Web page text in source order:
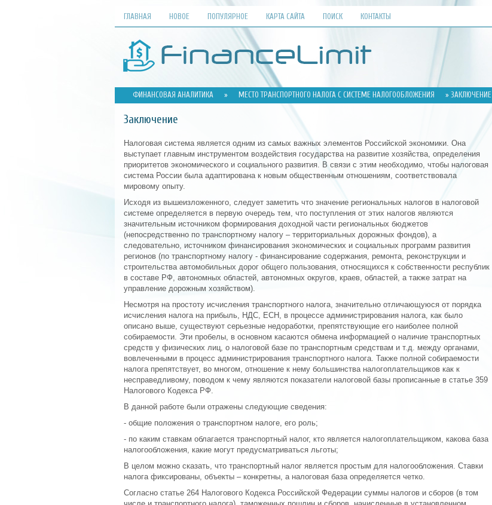
ГЛАВНАЯ НОВОЕ ПОПУЛЯРНОЕ КАРТА САЙТА ПОИСК КОНТАКТЫ
ФИНАНСОВАЯ АНАЛИТИКА » МЕСТО ТРАНСПОРТНОГО НАЛОГА С СИСТЕМЕ НАЛОГООБЛОЖЕНИЯ » ЗАКЛЮЧЕНИЕ
Заключение
Налоговая система является одним из самых важных элементов Российской экономики. Она
выступает главным инструментом воздействия государства на развитие хозяйства, определения
приоритетов экономического и социального развития. В связи с этим необходимо, чтобы налоговая
система России была адаптирована к новым общественным отношениям, соответствовала
мировому опыту.
Исходя из вышеизложенного, следует заметить что значение региональных налогов в налоговой
системе определяется в первую очередь тем, что поступления от этих налогов являются
значительным источником формирования доходной части региональных бюджетов
(непосредственно по транспортному налогу – территориальных дорожных фондов), а
следовательно, источником финансирования экономических и социальных программ развития
регионов (по транспортному налогу - финансирование содержания, ремонта, реконструкции и
строительства автомобильных дорог общего пользования, относящихся к собственности республик
в составе РФ, автономных областей, автономных округов, краев, областей, а также затрат на
управление дорожным хозяйством).
Несмотря на простоту исчисления транспортного налога, значительно отличающуюся от порядка
исчисления налога на прибыль, НДС, ЕСН, в процессе администрирования налога, как было
описано выше, существуют серьезные недоработки, препятствующие его наиболее полной
собираемости. Эти пробелы, в основном касаются обмена информацией о наличие транспортных
средств у физических лиц, о налоговой базе по транспортным средствам и т.д. между органами,
вовлеченными в процесс администрирования транспортного налога. Также полной собираемости
налога препятствует, во многом, отношение к нему большинства налогоплательщиков как к
несправедливому, поводом к чему являются показатели налоговой базы прописанные в статье 359
Налогового Кодекса РФ.
В данной работе были отражены следующие сведения:
- общие положения о транспортном налоге, его роль;
- по каким ставкам облагается транспортный налог, кто является налогоплательщиком, какова база
налогообложения, какие могут предусматриваться льготы;
В целом можно сказать, что транспортный налог является простым для налогообложения. Ставки
налога фиксированы, объекты – конкретны, а налоговая база определяется четко.
Согласно статье 264 Налогового Кодекса Российской Федерации суммы налогов и сборов (в том